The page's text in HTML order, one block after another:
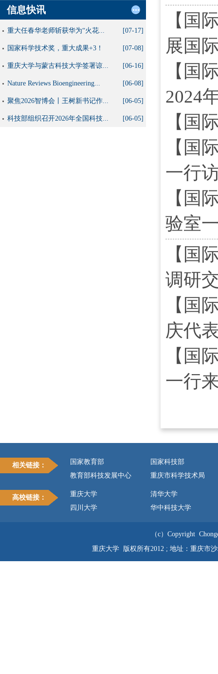
信息快讯
重大任春华老师斩获华为“火花... [07-17]
国家科学技术奖，重大成果+3！ [07-08]
重庆大学与蒙古科技大学签署谅... [06-16]
Nature Reviews Bioengineering... [06-08]
聚焦2026智博会丨王树新书记作... [06-05]
科技部组织召开2026年全国科技... [06-05]
【国
展国
【国
2024
【国
【国
一行
【国
验室
【国
调研
【国
庆代
【国
一行
相关链接： 国家教育部
国家科技部
教育部科技发展中心
重庆市科学技术局
高校链接： 重庆大学
清华大学
四川大学
华中科技大学
（c）Copyright
重庆大学 版权所有2012 ; 地址：重庆市